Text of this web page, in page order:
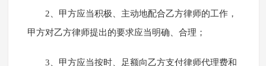
2、甲方应当积极、主动地配合乙方律师的工作，
甲方对乙方律师提出的要求应当明确、合理；
3、甲方应当按时、足额向乙方支付律师代理费和